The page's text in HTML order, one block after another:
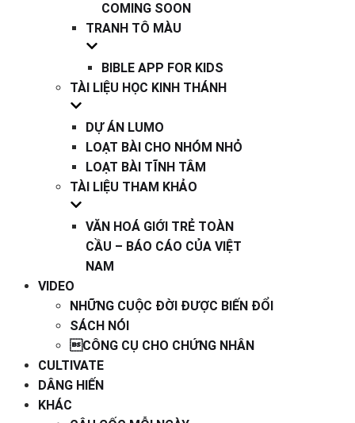
COMING SOON
TRANH TÔ MÀU
BIBLE APP FOR KIDS
TÀI LIỆU HỌC KINH THÁNH
DỰ ÁN LUMO
LOẠT BÀI CHO NHÓM NHỎ
LOẠT BÀI TĨNH TÂM
TÀI LIỆU THAM KHẢO
VĂN HOÁ GIỚI TRẺ TOÀN
CẦU – BÁO CÁO CỦA VIỆT
NAM
VIDEO
NHỮNG CUỘC ĐỜI ĐƯỢC BIẾN ĐỔI
SÁCH NÓI
CÔNG CỤ CHO CHỨNG NHÂN
CULTIVATE
DÂNG HIẾN
KHÁC